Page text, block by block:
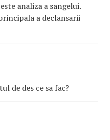
analiza a sangelui.
a declansarii
de des ce sa fac?